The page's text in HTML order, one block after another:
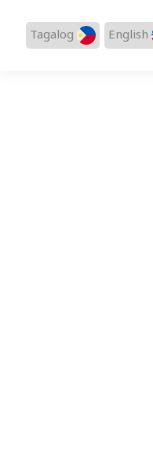
English
Tagalog